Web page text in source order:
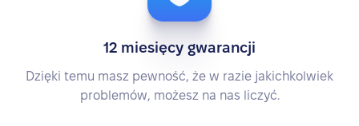
12 miesięcy gwarancji
Dzięki temu masz pewność, że w razie jakichkolwiek
problemów, możesz na nas liczyć.